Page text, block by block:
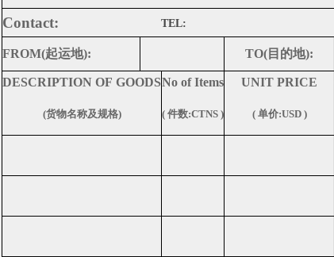
Contact: TEL:
FROM(起运地): TO( 目的地):
DESCRIPTION OF GOODSNo of Items UNIT PRICE
(货物名称及规格) ( 件数:CTNS ) ( 单价:USD )